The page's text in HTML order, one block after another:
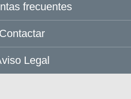
frecuentes
Contactar
Legal